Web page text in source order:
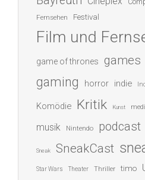
Fernsehen Festival
Film und
game of thrones games
gaming horror indie
Komödie Kritik Kunst
musik Nintendo podcast
Sneak SneakCast
Star Wars Theater Thriller timo